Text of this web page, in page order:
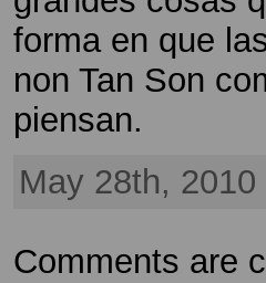
forma en que
non Tan Son
piensan.
May 28th,
Comments are